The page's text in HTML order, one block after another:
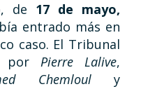
de 17 de mayo,
entrado más en
caso. El Tribunal
por Pierre Lalive,
Chemlouly